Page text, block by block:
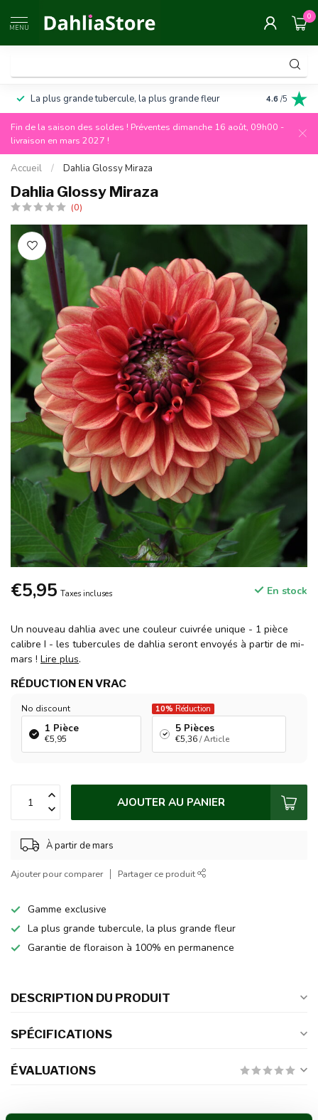
MENU
0
La plus grande tubercule, la plus grande fleur Garantie
4.6 /5
Fin de la saison des soldes ! Préventes dimanche 16 août, 09h00 -
livraison en mars 2027 !
Accueil / Dahlia Glossy Miraza
Dahlia Glossy Miraza
(0)
€5,95 Taxes incluses En stock
Un nouveau dahlia avec une couleur cuivrée unique - 1 pièce
calibre I - les tubercules de dahlia seront envoyés à partir de mi-
mars ! Lire plus.
RÉDUCTION EN VRAC
No discount
1 Pièce
€5,95
10% Réduction
5 Pièces
€5,36/ Article
AJOUTER AU PANIER
À partir de mars
Ajouter pour comparer Partager ce produit
Gamme exclusive
La plus grande tubercule, la plus grande fleur
Garantie de floraison à 100% en permanence
DESCRIPTION DU PRODUIT
SPÉCIFICATIONS
ÉVALUATIONS